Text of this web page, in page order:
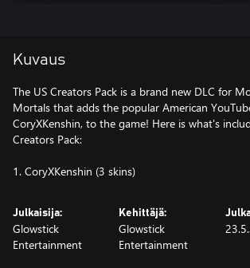
Kuvaus
The US Creators Pack is a brand new DLC for
Mortals that adds the popular American
CoryXKenshin, to the game! Here is what's
Creators Pack:
1. CoryXKenshin (3 skins)
Julkaisija:
Glowstick
Entertainment
Kehittäjä:
Glowstick
Entertainment